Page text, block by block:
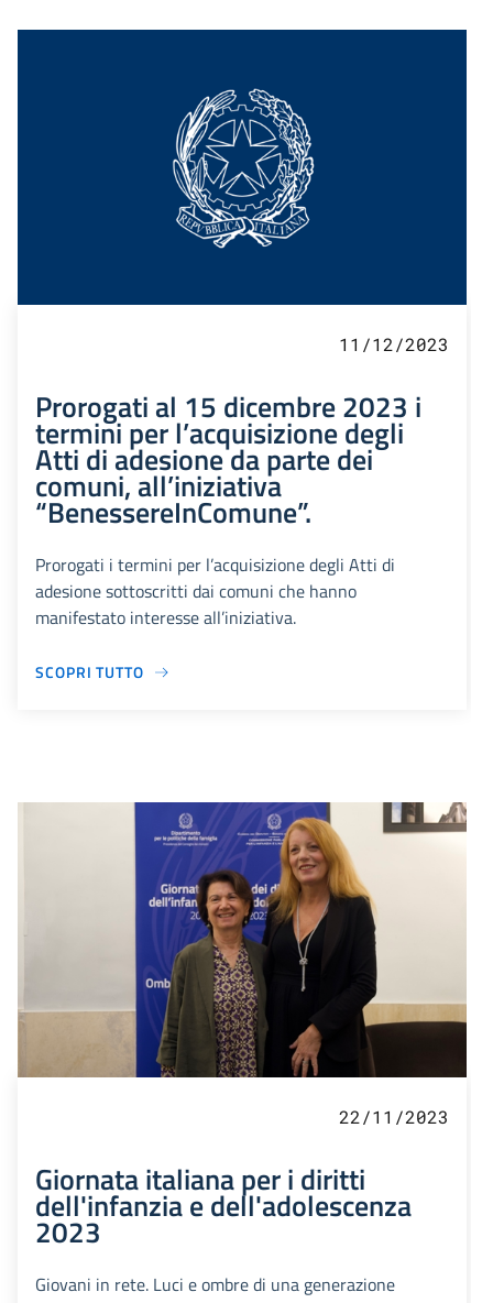
11/12/2023
Prorogati al 15 dicembre 2023 i
termini per l’acquisizione degli
Atti di adesione da parte dei
comuni, all’iniziativa
“BenessereInComune”.
Prorogati i termini per l’acquisizione degli Atti di
adesione sottoscritti dai comuni che hanno
manifestato interesse all’iniziativa.
SCOPRI TUTTO
22/11/2023
Giornata italiana per i diritti
dell'infanzia e dell'adolescenza
2023
Giovani in rete. Luci e ombre di una generazione